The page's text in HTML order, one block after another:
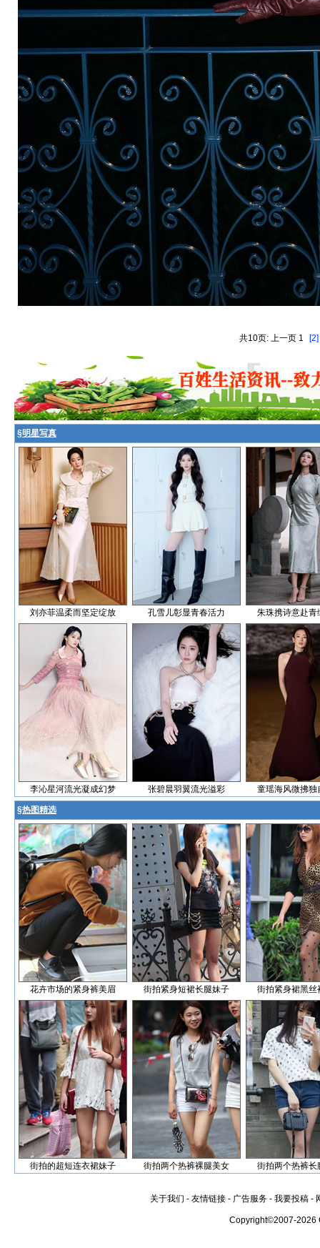
共10页: 上一页 1 [2]
§明星写真
刘亦菲温柔而坚定绽放 孔雪儿彰显青春活力 朱珠携诗意赴青
李沁星河流光凝成幻梦 张碧晨羽翼流光溢彩 童瑶海风微拂独
§热图精选
花卉市场的紧身裤美眉 街拍紧身短裙长腿妹子 街拍紧身裙黑丝
街拍的超短连衣裙妹子 街拍两个热裤裸腿美女 街拍两个热裤长
关于我们 - 友情链接 - 广告服务 - 我要投稿 -
Copyright©2007-2026